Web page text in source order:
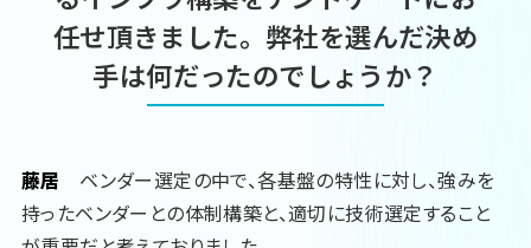
任せ頂きました。弊社を選んだ決め
手は何だったのでしょうか？
藤居 ベンダー選定の中で、各基盤の特性に対し、強みを
持ったベンダーとの体制構築と、適切に技術選定すること